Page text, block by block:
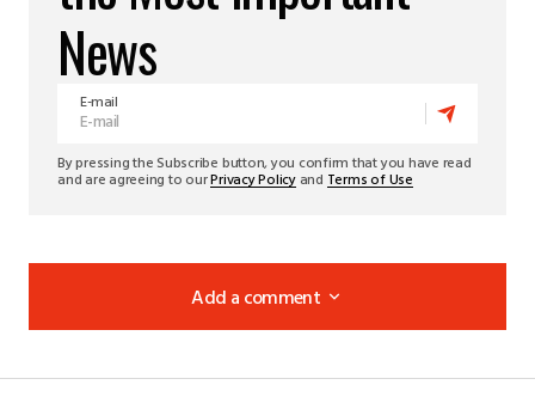
News
E-mail
By pressing the Subscribe button, you confirm that you have read
and are agreeing to ourPrivacy Policyand Terms of Use
Add a comment
Add a comment